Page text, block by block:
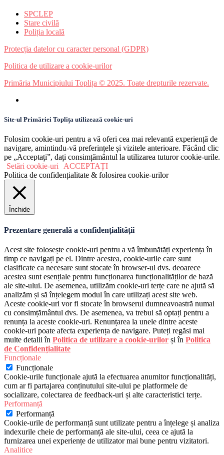
SPCLEP
Stare civilă
Poliția locală
Protecția datelor cu caracter personal (GDPR)
Politica de utilizare a cookie-urilor
Primăria Municipiului Toplița © 2025. Toate drepturile rezervate.
Site-ul Primăriei Toplița utilizează cookie-uri
Folosim cookie-uri pentru a vă oferi cea mai relevantă experiență de
navigare, amintindu-vă preferințele și vizitele anterioare. Făcând clic
pe „Acceptați”, dați consimțământul la utilizarea tuturor cookie-urile.
Setări cookie-uri ACCEPTAȚI
Politica de confidențialitate & folosirea cookie-urilor
Închide
Prezentare generală a confidențialității
Acest site folosește cookie-uri pentru a vă îmbunătăți experiența în
timp ce navigați pe el. Dintre acestea, cookie-urile care sunt
clasificate ca necesare sunt stocate în browser-ul dvs. deoarece
acestea sunt esențiale pentru funcționarea funcționalităților de bază
ale site-ului. De asemenea, utilizăm cookie-uri terțe care ne ajută să
analizăm și să înțelegem modul în care utilizați acest site web.
Aceste cookie-uri vor fi stocate în browserul dumneavoastră numai
cu consimțământul dvs. De asemenea, va trebui să optați pentru a
renunța la aceste cookie-uri. Renunțarea la unele dintre aceste
cookie-uri poate afecta experiența de navigare. Puteți regăsi mai
multe detalii în Politica de utilizare a cookie-urilor și în Politica
de Confidențialitate
Funcționale
Funcționale
Cookie-urile funcționale ajută la efectuarea anumitor funcționalități,
cum ar fi partajarea conținutului site-ului pe platformele de
socializare, colectarea de feedback-uri și alte caracteristici terțe.
Performanță
Performanță
Cookie-urile de performanță sunt utilizate pentru a înțelege și analiza
indexurile cheie de performanță ale site-ului, ceea ce ajută la
furnizarea unei experiențe de utilizator mai bune pentru vizitatori.
Analitice